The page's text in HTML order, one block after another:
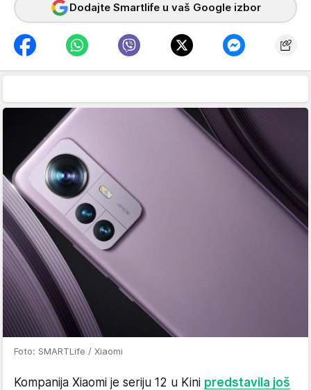
Dodajte Smartlife u vaš Google izbor
Foto: SMARTLife / Xiaomi
Kompanija Xiaomi je seriju 12 u Kini predstavila još